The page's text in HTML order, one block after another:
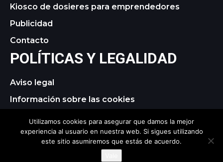
Kiosco de dosieres para emprendedores
Publicidad
Contacto
POLÍTICAS Y LEGALIDAD
Aviso legal
Información sobre las cookies
© 2021 tagDiv. All Rights Reserved. Made with Newspaper
Utilizamos cookies para asegurar que damos la mejor
experiencia al usuario en nuestra web. Si sigues utilizando
este sitio asumiremos que estás de acuerdo.